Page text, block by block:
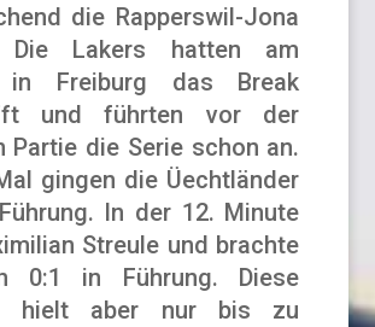
die Rapperswil-Jona
Die Lakers hatten am
in Freiburg das Break
und führten vor der
Partie die Serie schon an.
gingen die Üechtländer
In der 12. Minute
Streule und brachte
0:1 in Führung. Diese
hielt aber nur bis zu